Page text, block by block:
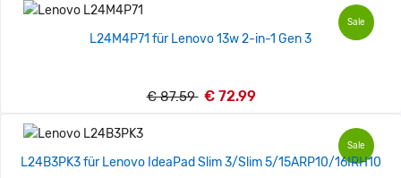
Sale
L24M4P71 für Lenovo 13w 2-in-1 Gen 3
€ 87.59 € 72.99
Sale
L24B3PK3 für Lenovo IdeaPad Slim 3/Slim 5/15ARP10/16IRH10